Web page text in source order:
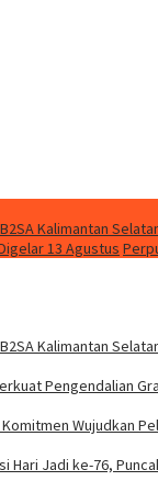
Kalimantan
13 Agustus
Kalimantan
Pengendalian
Wujudkan
Hari Jadi ke-76,